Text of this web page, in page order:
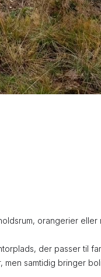
orangerier eller
der passer til
samtidig bringer